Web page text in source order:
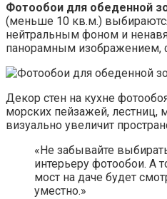
Фотообои для обеденной
(меньше 10 кв.м.)
нейтральным фоном и
панорамным изображением,
Декор стен на кухне
морских пейзажей, лестниц,
визуально увеличит
«Не забывайте
интерьеру фотообои. А
мост на даче будет
уместно.»